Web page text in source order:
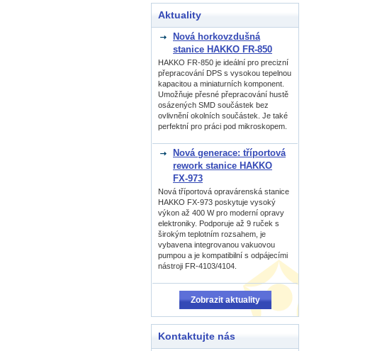
Aktuality
Nová horkovzdušná
stanice HAKKO FR-850
HAKKO FR-850 je ideální pro precizní
přepracování DPS s vysokou tepelnou
kapacitou a miniaturních komponent.
Umožňuje přesné přepracování hustě
osázených SMD součástek bez
ovlivnění okolních součástek. Je také
perfektní pro práci pod mikroskopem.
Nová generace: tříportová
rework stanice HAKKO
FX-973
Nová tříportová opravárenská stanice
HAKKO FX-973 poskytuje vysoký
výkon až 400 W pro moderní opravy
elektroniky. Podporuje až 9 ruček s
širokým teplotním rozsahem, je
vybavena integrovanou vakuovou
pumpou a je kompatibilní s odpájecími
nástroji FR-4103/4104.
Zobrazit aktuality
Kontaktujte nás